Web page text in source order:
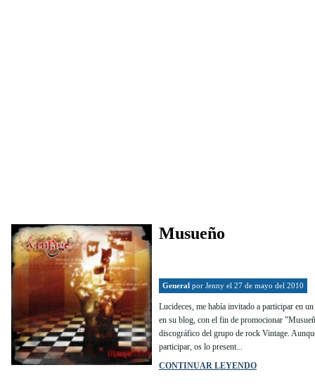
Musueño
General por Jenny el 27 de mayo del 2010
Lucideces, me había invitado a participar en
en su blog, con el fin de promocionar
discográfico del grupo de rock Vintage.
participar, os lo present...
CONTINUAR LEYENDO